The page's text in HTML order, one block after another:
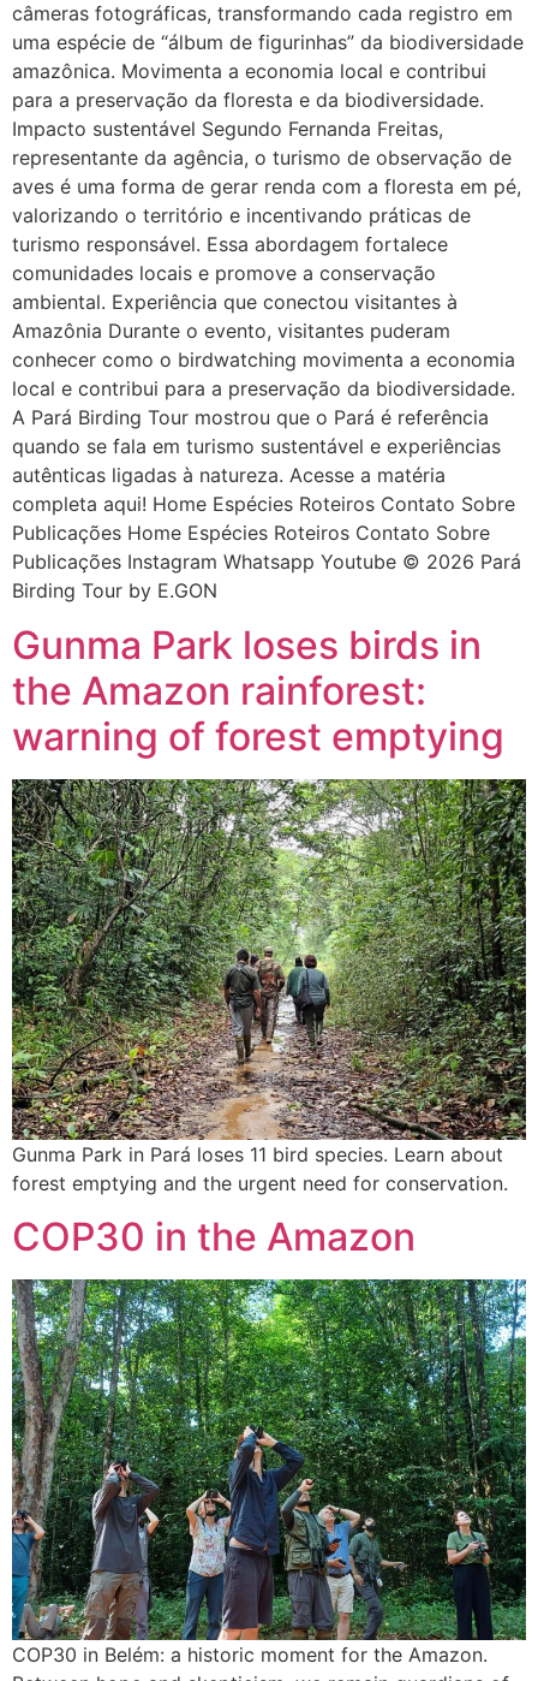
câmeras fotográficas, transformando cada registro em
uma espécie de “álbum de figurinhas” da biodiversidade
amazônica. Movimenta a economia local e contribui
para a preservação da floresta e da biodiversidade.
Impacto sustentável Segundo Fernanda Freitas,
representante da agência, o turismo de observação de
aves é uma forma de gerar renda com a floresta em pé,
valorizando o território e incentivando práticas de
turismo responsável. Essa abordagem fortalece
comunidades locais e promove a conservação
ambiental. Experiência que conectou visitantes à
Amazônia Durante o evento, visitantes puderam
conhecer como o birdwatching movimenta a economia
local e contribui para a preservação da biodiversidade.
A Pará Birding Tour mostrou que o Pará é referência
quando se fala em turismo sustentável e experiências
autênticas ligadas à natureza. Acesse a matéria
completa aqui! Home Espécies Roteiros Contato Sobre
Publicações Home Espécies Roteiros Contato Sobre
Publicações Instagram Whatsapp Youtube © 2026 Pará
Birding Tour by E.GON
Gunma Park loses birds in
the Amazon rainforest:
warning of forest emptying
Gunma Park in Pará loses 11 bird species. Learn about
forest emptying and the urgent need for conservation.
COP30 in the Amazon
COP30 in Belém: a historic moment for the Amazon.